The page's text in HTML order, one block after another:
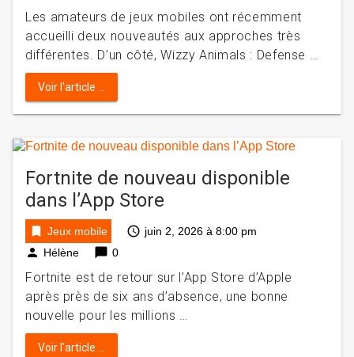
Les amateurs de jeux mobiles ont récemment
accueilli deux nouveautés aux approches très
différentes. D’un côté, Wizzy Animals : Defense …
Voir l'article ...
Fortnite de nouveau disponible
dans l’App Store
bookmark Jeux mobile access_time juin 2, 2026 à 8:00 pm
person Hélène chat_bubble 0
Fortnite est de retour sur l’App Store d’Apple
après près de six ans d’absence, une bonne
nouvelle pour les millions …
Voir l'article ...